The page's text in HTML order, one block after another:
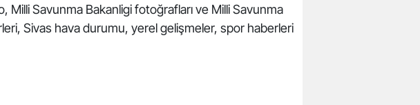
Milli Savunma Bakanligi fotoğrafları ve Milli Savunma
Sivas hava durumu, yerel gelişmeler, spor haberleri